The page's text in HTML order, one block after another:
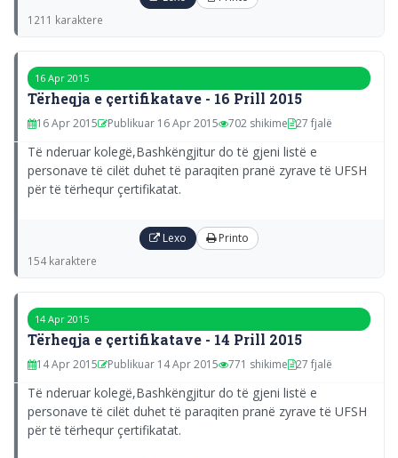
1211 karaktere
16 Apr 2015
Tërheqja e çertifikatave - 16 Prill 2015
16 Apr 2015 Publikuar 16 Apr 2015 702 shikime 27 fjalë
Të nderuar kolegë,Bashkëngjitur do të gjeni listë e
personave të cilët duhet të paraqiten pranë zyrave të UFSH
për të tërhequr çertifikatat.
Lexo Printo
154 karaktere
14 Apr 2015
Tërheqja e çertifikatave - 14 Prill 2015
14 Apr 2015 Publikuar 14 Apr 2015 771 shikime 27 fjalë
Të nderuar kolegë,Bashkëngjitur do të gjeni listë e
personave të cilët duhet të paraqiten pranë zyrave të UFSH
për të tërhequr çertifikatat.